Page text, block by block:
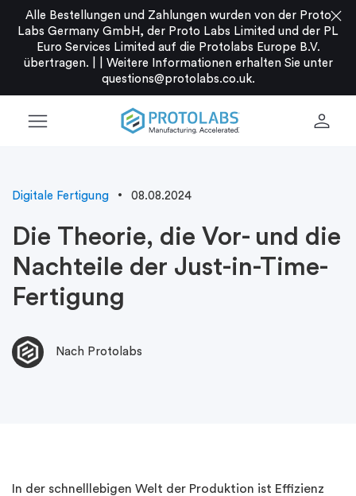
Alle Bestellungen und Zahlungen wurden von der Proto
Labs Germany GmbH, der Proto Labs Limited und der PL
Euro Services Limited auf die Protolabs Europe B.V.
übertragen. |
Weitere Informationen erhalten Sie unter
questions@protolabs.co.uk.
close
menu person
Digitale Fertigung 08.08.2024
Die Theorie, die Vor- und die
Nachteile der Just-in-Time-
Fertigung
Nach Protolabs
In der schnelllebigen Welt der Produktion ist Effizienz